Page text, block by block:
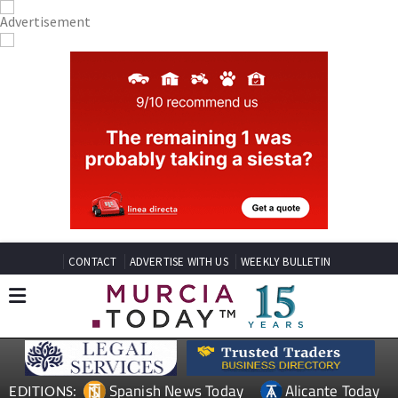
CONTACT ADVERTISE WITH US WEEKLY BULLETIN
EDITIONS: Spanish News Today Alicante Today